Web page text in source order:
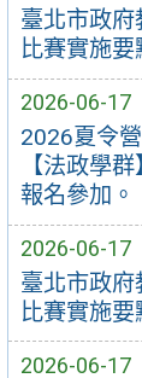
臺北市政
比賽實施要
2026-06-17
2026夏令
【法政學
報名參加。
2026-06-17
臺北市政
比賽實施要
2026-06-17